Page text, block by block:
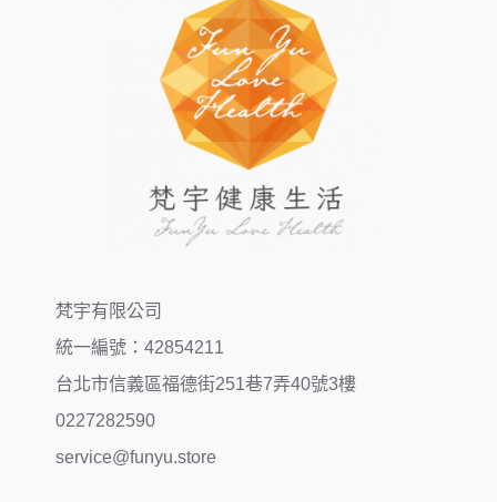
梵宇有限公司
統一編號：42854211
台北市信義區福德街251巷7弄40號3樓
0227282590
service@funyu.store